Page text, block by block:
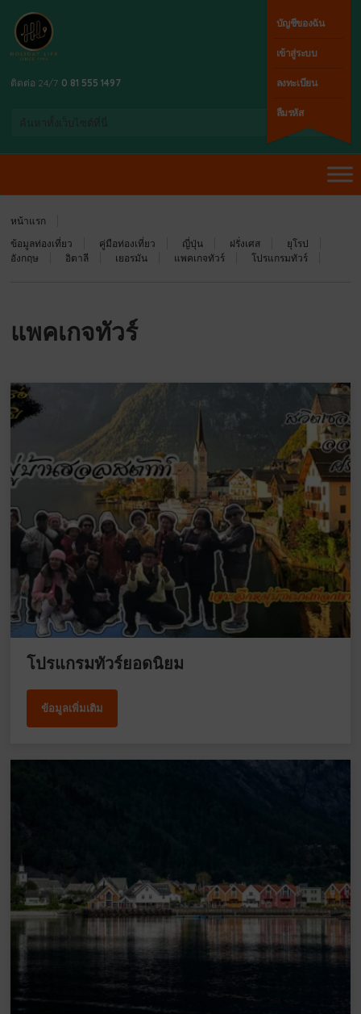
บัญชีของฉัน
เข้าสู่ระบบ
ลงทะเบียน
ลืมรหัส
ติดต่อ 24/7 0 81 555 1497
หน้าแรก
ข้อมูลท่องเที่ยว
คู่มือท่องเที่ยว ญี่ปุ่น ฝรั่งเศส
ยุโรป
อังกฤษ
อิตาลี เยอรมัน แพคเกจทัวร์ โปรแกรมทัวร์
แพคเกจทัวร์
โปรแกรมทัวร์ยอดนิยม
ข้อมูลเพิ่มเติม